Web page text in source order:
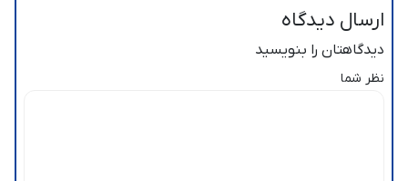
ارسال دیدگاه
دیدگاهتان را بنویسید
نظر شما